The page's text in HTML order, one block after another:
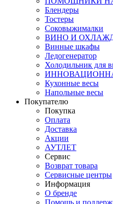
Блендеры
Тостеры
Соковыжималки
ВИНО И
Винные шкафы
Ледогенератор
Холодильник для
Кухонные весы
Напольные весы
Покупателю
Покупка
Оплата
Доставка
Акции
АУТЛЕТ
Сервис
Возврат товара
Сервисные центры
Информация
О бренде
Помощь и